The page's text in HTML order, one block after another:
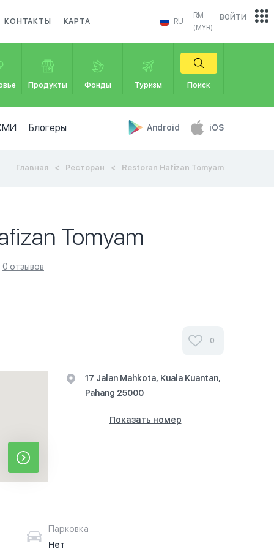
КОНТАКТЫ КАРТА RU
RM
(MYR)
Продукты Фонды Туризм Поиск
Блогеры Android iOS
войти
Главная Ресторан Restoran Hafizan Tomyam
Tomyam
0 отзывов
0
17 Jalan Mahkota, Kuala Kuantan,
Pahang 25000
Показать номер
Парковка
Нет